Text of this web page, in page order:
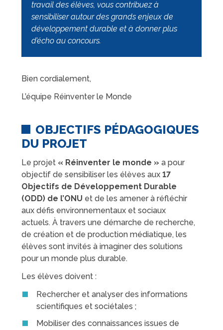
travail des élèves, vous contribuez à
sensibiliser autour des grands enjeux de
développement durable et à donner plus
d’écho au concours.
Bien cordialement,
L’équipe Réinventer le Monde
OBJECTIFS PÉDAGOGIQUES
DU PROJET
Le projet « Réinventer le monde » a pour
objectif de sensibiliser les élèves aux17
Objectifs de Développement Durable
(ODD) de l’ONU et de les amener à réfléchir
aux défis environnementaux et sociaux
actuels. À travers une démarche de recherche,
de création et de production médiatique, les
élèves sont invités à imaginer des solutions
pour un monde plus durable.
Les élèves doivent :
Rechercher et analyser des informations
scientifiques et sociétales ;
Mobiliser des connaissances issues de